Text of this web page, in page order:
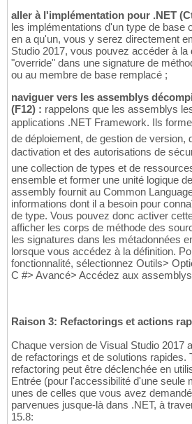
aller à l'implémentation pour .NET
les implémentations d'un type de base
en a qu'un, vous y serez directement
Studio 2017, vous pouvez accéder à la
"override" dans une signature de
ou au membre de base remplacé ;
naviguer vers les assemblys
(F12) : rappelons que les assemblys
applications .NET Framework. Ils
de déploiement, de gestion de version,
dactivation et des autorisations de
une collection de types et de
ensemble et former une unité logique
assembly fournit au Common
informations dont il a besoin pour
de type. Vous pouvez donc activer
afficher les corps de méthode des
les signatures dans les métadonnées
lorsque vous accédez à la définition.
fonctionnalité, sélectionnez Outils>
C #> Avancé> Accédez aux
Raison 3: Refactorings et actions
Chaque version de Visual Studio 2017
de refactorings et de solutions rapides.
refactoring peut être déclenchée en
Entrée (pour l'accessibilité d'une seule
unes de celles que vous avez
parvenues jusque-là dans .NET, à
15.8: